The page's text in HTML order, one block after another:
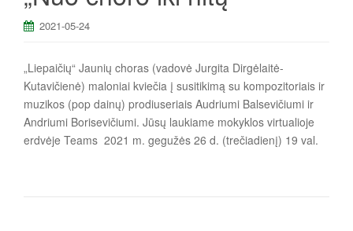
2021-05-24
„Liepaičių“ Jaunių choras (vadovė Jurgita Dirgėlaitė-
Kutavičienė) maloniai kviečia į susitikimą su kompozitoriais ir
muzikos (pop dainų) prodiuseriais Audriumi Balsevičiumi ir
Andriumi Borisevičiumi. Jūsų laukiame mokyklos virtualioje
erdvėje Teams 2021 m. gegužės 26 d. (trečiadienį) 19 val.